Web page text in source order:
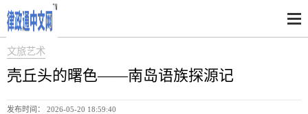
文旅艺术
壳丘头的曙色——南岛语族探源记
发布时间： 2026-05-20 18:59:40